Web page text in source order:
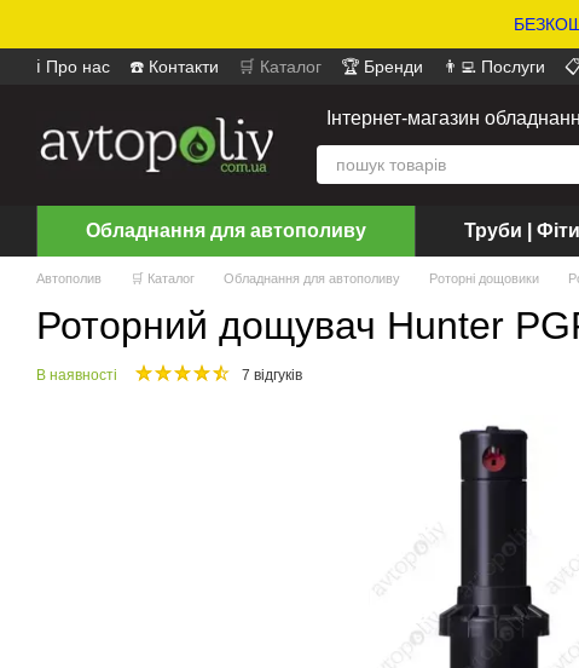
ℹ️ Про нас ☎️ Контакти 🛒 Каталог 🏆 Бренди 👨‍💻 Послуги
Інтернет-магазин
Обладнання для автополиву Труби |
Автополив 🛒 Каталог Обладнання для автополиву Роторні дощовики
Роторний дощувач Hunter
В наявності 7 відгуків